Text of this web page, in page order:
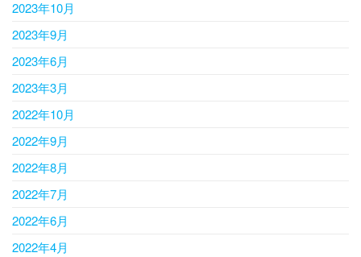
2023年10月
2023年9月
2023年6月
2023年3月
2022年10月
2022年9月
2022年8月
2022年7月
2022年6月
2022年4月